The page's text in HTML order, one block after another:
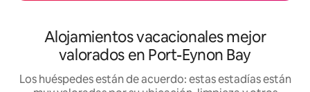
Alojamientos vacacionales mejor
valorados en Port-Eynon Bay
Los huéspedes están de acuerdo: estas estadías están